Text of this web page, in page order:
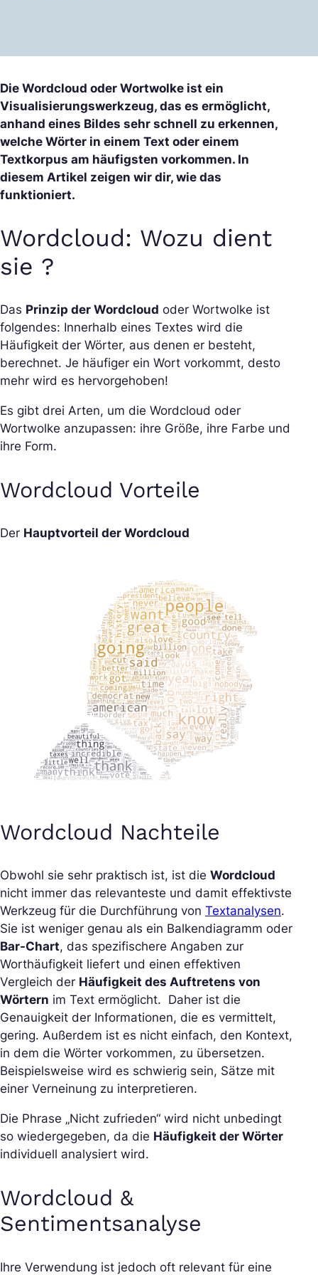
Die Wordcloud oder Wortwolke ist ein
Visualisierungswerkzeug, das es ermöglicht,
anhand eines Bildes sehr schnell zu erkennen,
welche Wörter in einem Text oder einem
Textkorpus am häufigsten vorkommen. In
diesem Artikel zeigen wir dir, wie das
funktioniert.
Wordcloud: Wozu dient
sie ?
Das Prinzip der Wordcloud oder Wortwolke ist
folgendes: Innerhalb eines Textes wird die
Häufigkeit der Wörter, aus denen er besteht,
berechnet. Je häufiger ein Wort vorkommt, desto
mehr wird es hervorgehoben!
Es gibt drei Arten, um die Wordcloud oder
Wortwolke anzupassen: ihre Größe, ihre Farbe und
ihre Form.
Wordcloud Vorteile
Der Hauptvorteil der Wordcloud
Wordcloud Nachteile
Obwohl sie sehr praktisch ist, ist die Wordcloud
nicht immer das relevanteste und damit effektivste
Werkzeug für die Durchführung von Textanalysen.
Sie ist weniger genau als ein Balkendiagramm oder
Bar-Chart, das spezifischere Angaben zur
Worthäufigkeit liefert und einen effektiven
Vergleich der Häufigkeit des Auftretens von
Wörtern im Text ermöglicht. Daher ist die
Genauigkeit der Informationen, die es vermittelt,
gering. Außerdem ist es nicht einfach, den Kontext,
in dem die Wörter vorkommen, zu übersetzen.
Beispielsweise wird es schwierig sein, Sätze mit
einer Verneinung zu interpretieren.
Die Phrase „Nicht zufrieden“ wird nicht unbedingt
so wiedergegeben, da die Häufigkeit der Wörter
individuell analysiert wird.
Wordcloud &
Sentimentsanalyse
Ihre Verwendung ist jedoch oft relevant für eine